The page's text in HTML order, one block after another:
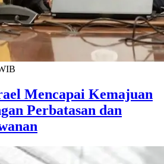
Mencapai Kemajuan
Perbatasan dan